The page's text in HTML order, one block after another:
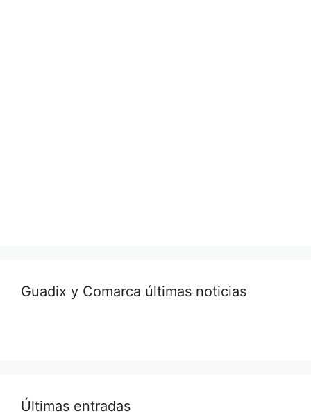
Guadix y Comarca últimas noticias
Últimas entradas